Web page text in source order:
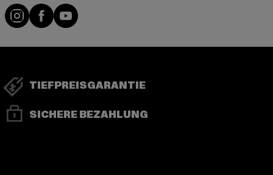
Visit our Instagram page:
Visit our Facebook page:
Visit our YouTube channel:
TIEFPREISGARANTIE
SICHERE BEZAHLUNG